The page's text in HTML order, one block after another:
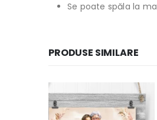
Se poate spăla la
PRODUSE SIMILARE